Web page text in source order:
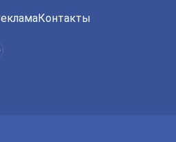
Контакты